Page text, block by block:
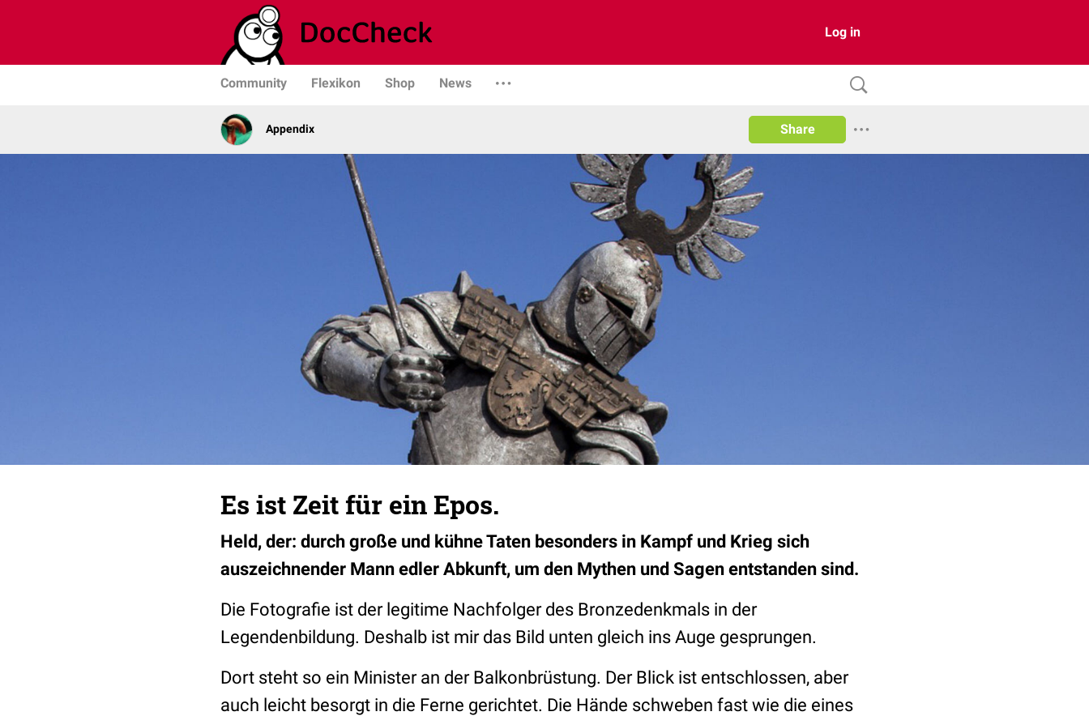
Log in
Community Flexikon Shop News
Appendix Share
Es ist Zeit für ein Epos.
Held, der: durch große und kühne Taten besonders in Kampf und Krieg sich
auszeichnender Mann edler Abkunft, um den Mythen und Sagen entstanden sind.
Die Fotografie ist der legitime Nachfolger des Bronzedenkmals in der
Legendenbildung. Deshalb ist mir das Bild unten gleich ins Auge gesprungen.
Dort steht so ein Minister an der Balkonbrüstung. Der Blick ist entschlossen, aber
auch leicht besorgt in die Ferne gerichtet. Die Hände schweben fast wie die eines